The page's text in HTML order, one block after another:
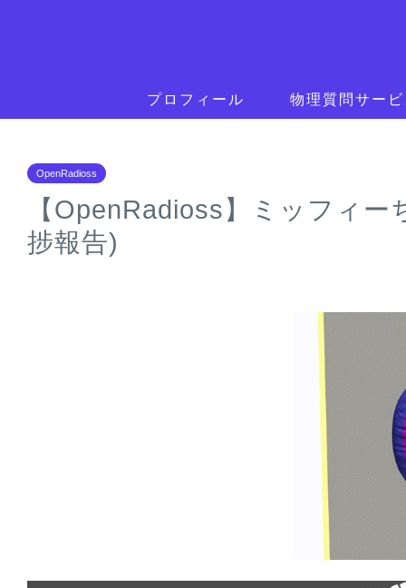
プロフィール 物理質問サー
OpenRadioss
【OpenRadioss】ミッフィ
捗報告)